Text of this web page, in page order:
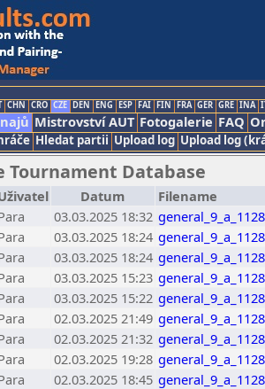
CHN CRO CZE DEN ENG ESP FAI FIN FRA GER GRE INA
Mistrovství AUT Fotogalerie FAQ
Hledat partii Upload log Upload log
Tournament Database
Datum
Filename
03.03.2025 18:32
03.03.2025 18:24
03.03.2025 18:24
03.03.2025 15:23
03.03.2025 15:22
02.03.2025 21:49
02.03.2025 21:32
02.03.2025 19:28
02.03.2025 18:45